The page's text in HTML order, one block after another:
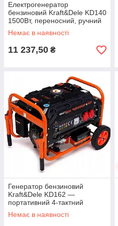
Електрогенератор
бензиновий Kraft&Dele KD140
1500Вт, переносний, ручний
старт
Немає в наявності
11 237,50 ₴
Генератор бензиновий
Kraft&Dele KD162 —
портативний 4-тактний
генератор 3500Вт
Немає в наявності